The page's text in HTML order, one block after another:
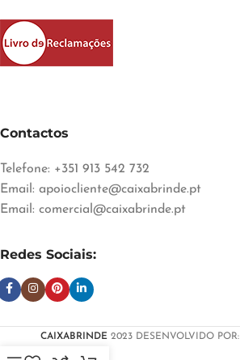
Contactos
Telefone: +351 913 542 732
Email: apoiocliente@caixabrinde.pt
Email: comercial@caixabrinde.pt
Redes Sociais:
CAIXABRINDE 2023 DESENVOLVIDO POR: